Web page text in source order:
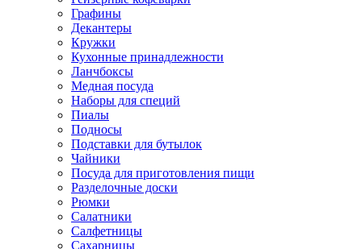
Графины
Декантеры
Кружки
Кухонные принадлежности
Ланчбоксы
Медная посуда
Наборы для специй
Пиалы
Подносы
Подставки для бутылок
Чайники
Посуда для приготовления пищи
Разделочные доски
Рюмки
Салатники
Салфетницы
Сахарницы